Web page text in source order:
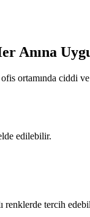
Anına
ortamında ciddi
edilebilir.
renklerde tercih